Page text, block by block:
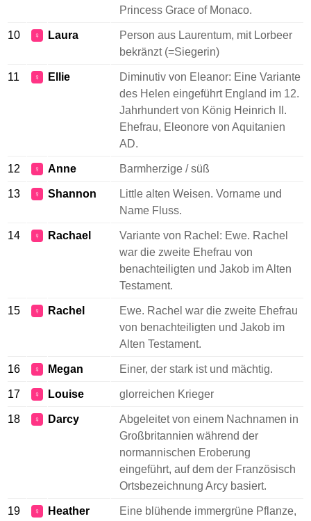
Princess Grace of Monaco.
10 ♀ Laura
Person aus Laurentum, mit Lorbeer
bekränzt (=Siegerin)
11 ♀ Ellie
Diminutiv von Eleanor: Eine Variante
des Helen eingeführt England im 12.
Jahrhundert von König Heinrich II.
Ehefrau, Eleonore von Aquitanien
AD.
12 ♀ Anne Barmherzige / süß
13 ♀ Shannon
Little alten Weisen. Vorname und
Name Fluss.
14 ♀ Rachael
Variante von Rachel: Ewe. Rachel
war die zweite Ehefrau von
benachteiligten und Jakob im Alten
Testament.
15 ♀ Rachel
Ewe. Rachel war die zweite Ehefrau
von benachteiligten und Jakob im
Alten Testament.
16 ♀ Megan Einer, der stark ist und mächtig.
17 ♀ Louise glorreichen Krieger
18 ♀ Darcy
Abgeleitet von einem Nachnamen in
Großbritannien während der
normannischen Eroberung
eingeführt, auf dem der Französisch
Ortsbezeichnung Arcy basiert.
19 ♀ Heather
Eine blühende immergrüne Pflanze,